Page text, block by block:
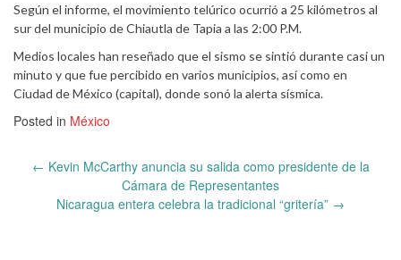
Según el informe, el movimiento telúrico ocurrió a 25 kilómetros al
sur del municipio de Chiautla de Tapia a las 2:00 P.M.
Medios locales han reseñado que el sismo se sintió durante casi un
minuto y que fue percibido en varios municipios, así como en
Ciudad de México (capital), donde sonó la alerta sísmica.
Posted in México
Post
← Kevin McCarthy anuncia su salida como presidente de la
Cámara de Representantes
Nicaragua entera celebra la tradicional “gritería” →